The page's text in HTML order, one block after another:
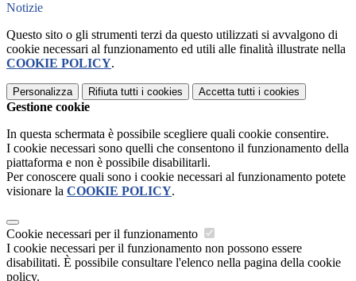
Notizie
Questo sito o gli strumenti terzi da questo utilizzati si avvalgono di
cookie necessari al funzionamento ed utili alle finalità illustrate nella
COOKIE POLICY.
Personalizza Rifiuta tutti i cookies Accetta tutti i cookies
Gestione cookie
In questa schermata è possibile scegliere quali cookie consentire.
I cookie necessari sono quelli che consentono il funzionamento della
piattaforma e non è possibile disabilitarli.
Per conoscere quali sono i cookie necessari al funzionamento potete
visionare la COOKIE POLICY.
Cookie necessari per il funzionamento
I cookie necessari per il funzionamento non possono essere
disabilitati. È possibile consultare l'elenco nella pagina della cookie
policy.